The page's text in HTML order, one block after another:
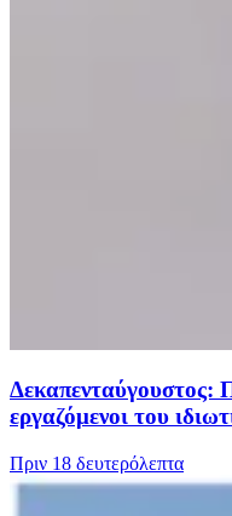
Δεκαπενταύγουστος:
εργαζόμενοι του
Πριν 18 δευτερόλεπτα